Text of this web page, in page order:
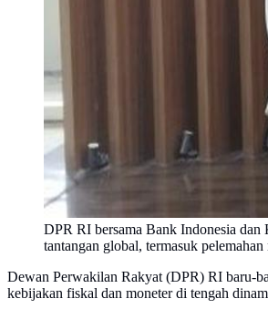
DPR RI bersama Bank Indonesia dan
tantangan global, termasuk
Dewan Perwakilan Rakyat (DPR) RI baru-
kebijakan fiskal dan moneter di tengah